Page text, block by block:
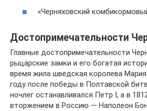
«Черняховский
Достопримечательности
Главные достопримечательности
рыцарские замки и его богатая
время жила шведская королева
году после победы в Полтавской
ночлег останавливался Петр I, а в
вторжением в Россию — Наполеон